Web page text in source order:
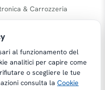
& Carrozzeria
| Powered by
al funzionamento del
analitici per capire come
o scegliere le tue
consulta la Cookie